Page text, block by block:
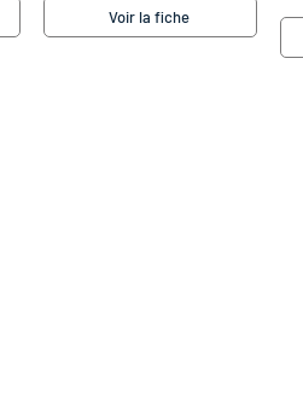
Voir la fiche